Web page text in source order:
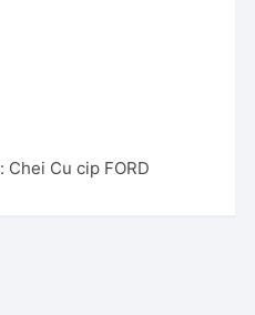
Chei Cu cip FORD